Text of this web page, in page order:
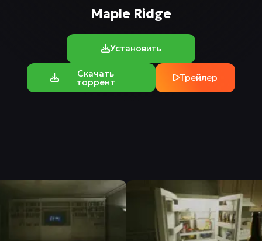
Maple Ridge
Установить
Скачать
торрент Трейлер